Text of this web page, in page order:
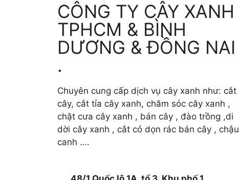
CÔNG TY CÂY XANH
TPHCM & BÌNH
DƯƠNG & ĐỒNG NAI
.
Chuyên cung cấp dịch vụ cây xanh như: cắt
cây, cắt tỉa cây xanh, chăm sóc cây xanh ,
chặt cưa cây xanh , bán cây , đào trồng ,di
dời cây xanh , cắt cỏ dọn rác bán cây , chậu
canh ….